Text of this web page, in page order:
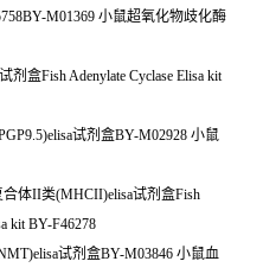
M01369 小鼠超氧化物歧化酶
盒Fish Adenylate Cyclase Elisa kit
试剂盒BY-M02928 小鼠
体II类(MHCII)elisa试剂盒Fish
kit BY-F46278
试剂盒BY-M03846 小鼠血